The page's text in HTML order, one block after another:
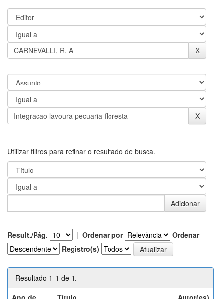
Utilizar filtros para refinar o resultado de busca.
Result./Pág. | Ordenar por
Ordenar
Registro(s)
Resultado 1-1 de 1.
Ano de
Título Autor(es)